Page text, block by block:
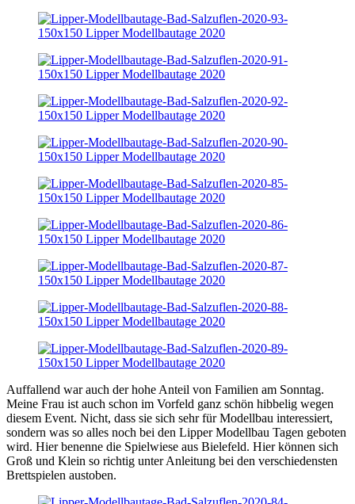
Auffallend war auch der hohe Anteil von Familien am Sonntag.
Meine Frau ist auch schon im Vorfeld ganz schön hibbelig wegen
diesem Event. Nicht, dass sie sich sehr für Modellbau interessiert,
sondern was so alles noch bei den Lipper Modellbau Tagen geboten
wird. Hier benenne die Spielwiese aus Bielefeld. Hier können sich
Groß und Klein so richtig unter Anleitung bei den verschiedensten
Brettspielen austoben.